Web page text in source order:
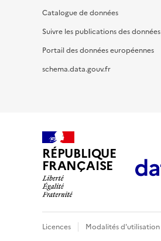
Catalogue de données
Suivre les publications des données
Portail des données européennes
schema.data.gouv.fr
RÉPUBLIQUE
FRANÇAISE
Licences Modalités d'utilisation